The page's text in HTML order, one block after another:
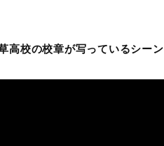
高校の校章が写っているシーン